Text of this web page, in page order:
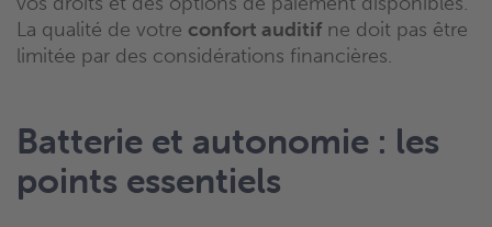
La qualité de votre confort auditif ne doit pas être
limitée par des considérations financières.
Batterie et autonomie : les
points essentiels